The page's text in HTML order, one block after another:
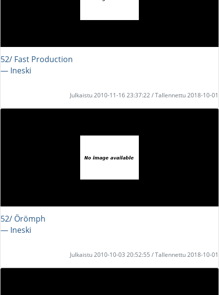
52/ Fast Production
― Ineski
Julkaistu 2010-11-16 23:37:22 / Tallennettu 2018-10-01
52/ Örömph
― Ineski
Julkaistu 2010-10-03 20:52:55 / Tallennettu 2018-10-01